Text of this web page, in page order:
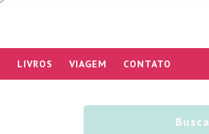
LIVROS VIAGEM CONTATO
Busca